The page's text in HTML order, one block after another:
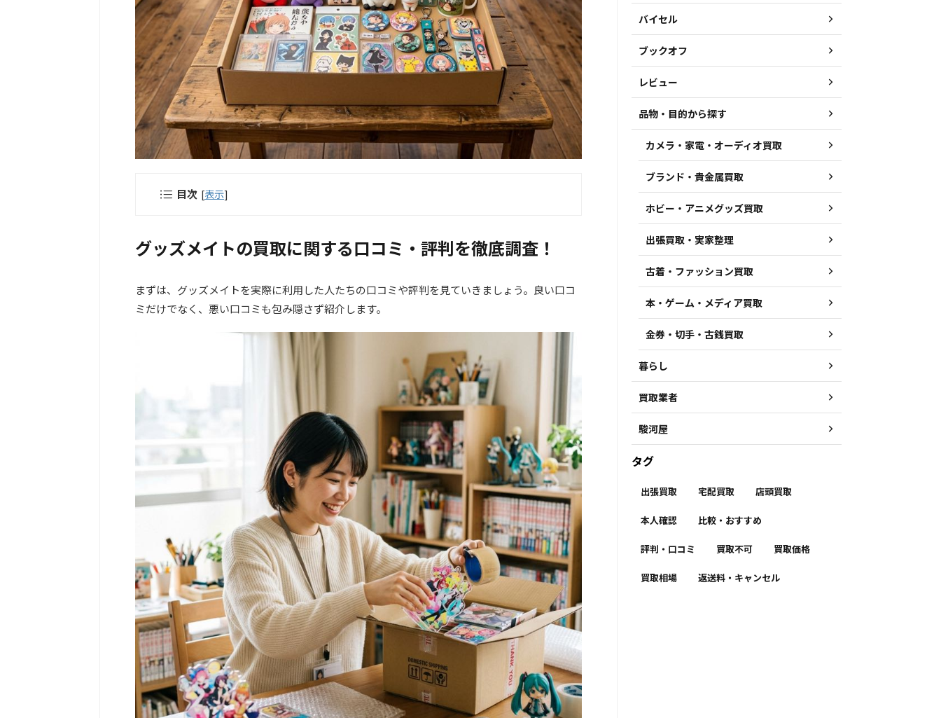
目次 [表示]
グッズメイトの買取に関する口コミ・評判を徹底調査！
まずは、グッズメイトを実際に利用した人たちの口コミや評判を見ていきましょう。良い口コ
ミだけでなく、悪い口コミも包み隠さず紹介します。
バイセル
ブックオフ
レビュー
品物・目的から探す
カメラ・家電・オーディオ買取
ブランド・貴金属買取
ホビー・アニメグッズ買取
出張買取・実家整理
古着・ファッション買取
本・ゲーム・メディア買取
金券・切手・古銭買取
暮らし
買取業者
駿河屋
タグ
出張買取 宅配買取 店頭買取
本人確認 比較・おすすめ
評判・口コミ 買取不可 買取価格
買取相場 返送料・キャンセル